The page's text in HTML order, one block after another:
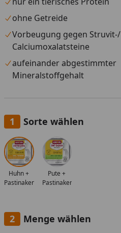
ohne Getreide
Vorbeugung gegen Struvit-/
Calciumoxalatsteine
aufeinander abgestimmter
Mineralstoffgehalt
Sorte wählen
Alle anzeigen (2)
Huhn +
Pastinaken
Pute +
Pastinaken
Menge wählen